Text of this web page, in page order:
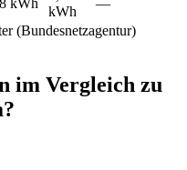
kWh
(Bundesnetzagentur)
im Vergleich zu